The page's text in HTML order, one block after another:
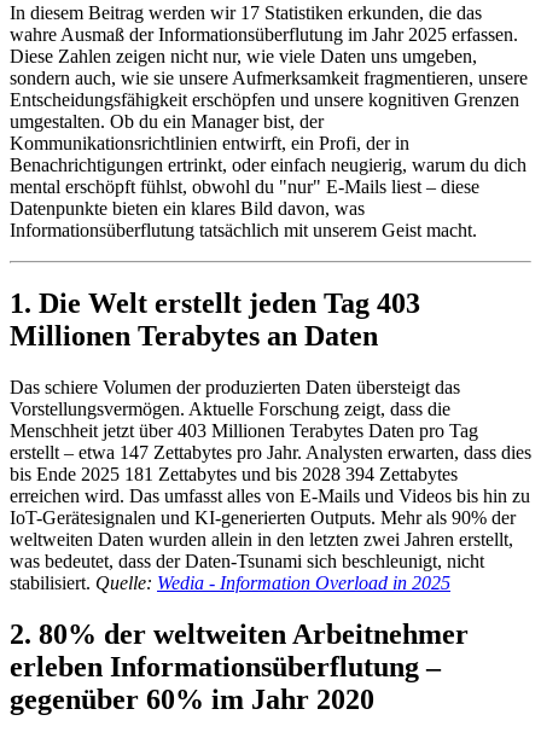
In diesem Beitrag werden wir 17 Statistiken erkunden, die das
wahre Ausmaß der Informationsüberflutung im Jahr 2025 erfassen.
Diese Zahlen zeigen nicht nur, wie viele Daten uns umgeben,
sondern auch, wie sie unsere Aufmerksamkeit fragmentieren, unsere
Entscheidungsfähigkeit erschöpfen und unsere kognitiven Grenzen
umgestalten. Ob du ein Manager bist, der
Kommunikationsrichtlinien entwirft, ein Profi, der in
Benachrichtigungen ertrinkt, oder einfach neugierig, warum du dich
mental erschöpft fühlst, obwohl du "nur" E-Mails liest – diese
Datenpunkte bieten ein klares Bild davon, was
Informationsüberflutung tatsächlich mit unserem Geist macht.
1. Die Welt erstellt jeden Tag 403
Millionen Terabytes an Daten
Das schiere Volumen der produzierten Daten übersteigt das
Vorstellungsvermögen. Aktuelle Forschung zeigt, dass die
Menschheit jetzt über 403 Millionen Terabytes Daten pro Tag
erstellt – etwa 147 Zettabytes pro Jahr. Analysten erwarten, dass dies
bis Ende 2025 181 Zettabytes und bis 2028 394 Zettabytes
erreichen wird. Das umfasst alles von E-Mails und Videos bis hin zu
IoT-Gerätesignalen und KI-generierten Outputs. Mehr als 90% der
weltweiten Daten wurden allein in den letzten zwei Jahren erstellt,
was bedeutet, dass der Daten-Tsunami sich beschleunigt, nicht
stabilisiert. Quelle: Wedia - Information Overload in 2025
2. 80% der weltweiten Arbeitnehmer
erleben Informationsüberflutung –
gegenüber 60% im Jahr 2020